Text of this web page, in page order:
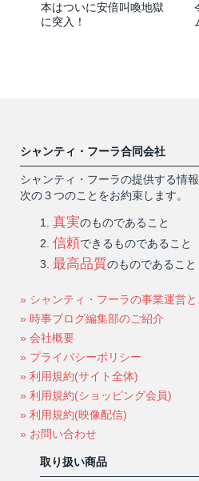
本はついに安倍叫喚地獄
に突入！
シャンティ・フーラ合同会社
シャンティ・フーラの提供する情
次の３つのことをお約束します。
真実のものであること
信頼できるものであること
最高品質のものであること
» シャンティ・フーラの事業運営
» 時事ブログ編集部のご紹介
» 会社概要
» プライバシーポリシー
» 利用規約(サイト全体)
» 利用規約(ショッピング会員)
» 利用規約(映像配信)
» お問い合わせ
取り扱い商品